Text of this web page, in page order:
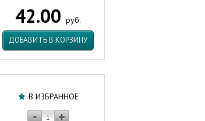
42.00 руб.
ДОБАВИТЬ В КОРЗИНУ
В ИЗБРАННОЕ